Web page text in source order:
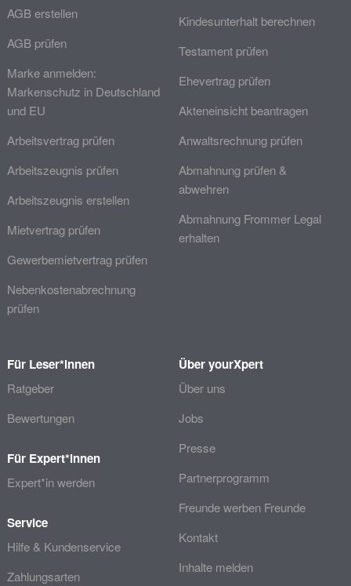
AGB erstellen
AGB prüfen
Marke anmelden:
Markenschutz in Deutschland
und EU
Arbeitsvertrag prüfen
Arbeitszeugnis prüfen
Arbeitszeugnis erstellen
Mietvertrag prüfen
Gewerbemietvertrag prüfen
Nebenkostenabrechnung
prüfen
Kindesunterhalt berechnen
Testament prüfen
Ehevertrag prüfen
Akteneinsicht beantragen
Anwaltsrechnung prüfen
Abmahnung prüfen &
abwehren
Abmahnung Frommer Legal
erhalten
Für Leser*innen
Ratgeber
Bewertungen
Für Expert*innen
Expert*in werden
Service
Hilfe & Kundenservice
Zahlungsarten
Über yourXpert
Über uns
Jobs
Presse
Partnerprogramm
Freunde werben Freunde
Kontakt
Inhalte melden